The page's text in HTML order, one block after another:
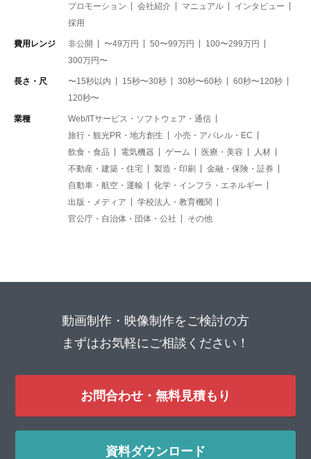
プロモーション
会社紹介 マニュアル
インタビュー
採用
費用レンジ 非公開 〜49万円 50〜99万円
100〜299万円
300万円〜
長さ・尺 〜15秒以内 15秒〜30秒 30秒〜60秒
60秒〜120秒
120秒〜
業種
Web/ITサービス・ソフトウェア・通信
旅行・観光PR・地方創生
小売・アパレル・EC
飲食・食品
電気機器 ゲーム 医療・美容
人材
不動産・建築・住宅
製造・印刷
金融・保険・証券
自動車・航空・運輸
化学・インフラ・エネルギー
出版・メディア
学校法人・教育機関
官公庁・自治体・団体・公社
その他
動画制作・映像制作をご検討の方
まずはお気軽にご相談ください！
お問合わせ・無料見積もり
資料ダウンロード